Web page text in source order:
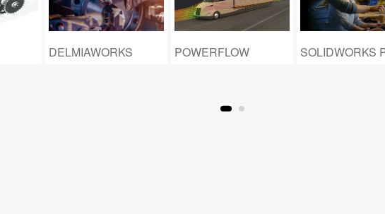
POWERFLOW SOLIDWORKS PDM SolidCAM